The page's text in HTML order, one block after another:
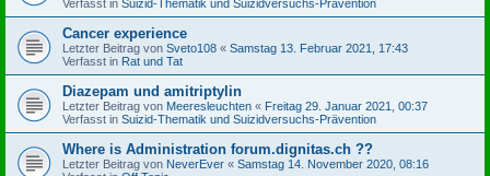
Verfasst in Suizid-Thematik und Suizidversuchs-Prävention
Cancer experience
Letzter Beitrag von Sveto108 « Samstag 13. Februar 2021, 17:43
Verfasst in Rat und Tat
Diazepam und amitriptylin
Letzter Beitrag von Meeresleuchten « Freitag 29. Januar 2021, 00:37
Verfasst in Suizid-Thematik und Suizidversuchs-Prävention
Where is Administration forum.dignitas.ch ??
Letzter Beitrag von NeverEver « Samstag 14. November 2020, 08:16